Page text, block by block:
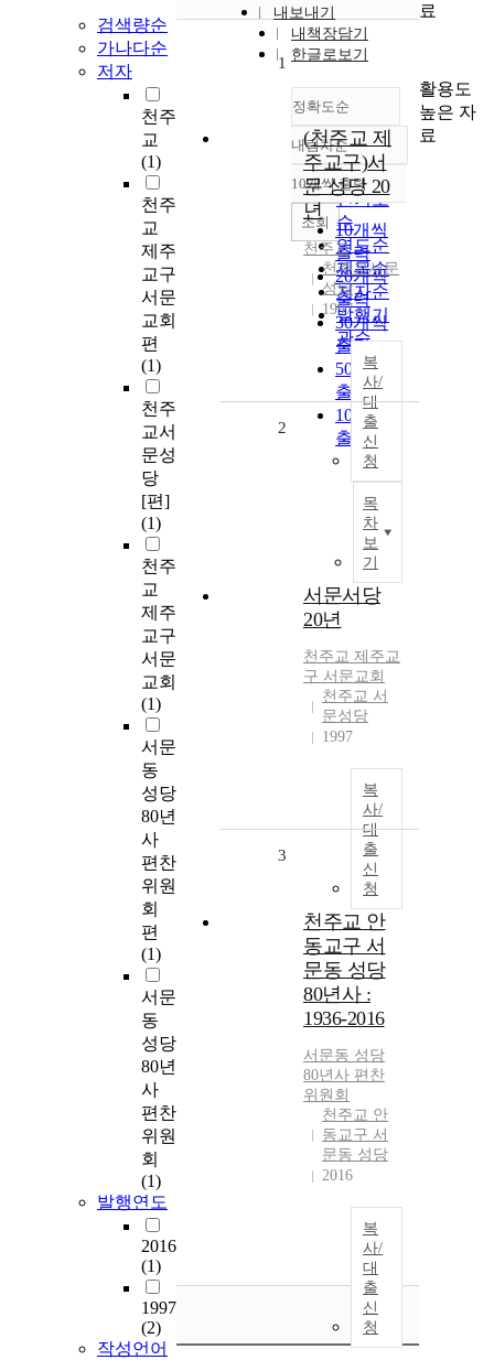
검색량순
가나다순
저자
천주
교
(1)
천주
교
제주
교구
서문
교회
편
(1)
천주
교서
문성
당
[편]
(1)
천주
교
제주
교구
서문
교회
(1)
서문
동
성당
80년
사
편찬
위원
회
편
(1)
서문
동
성당
80년
사
편찬
위원
회
(1)
발행연도
2016
(1)
1997
(2)
작성언어
내보내기
내책장담기
한글로보기
정확도순
정확도
순
인기도
순
연도순
제목순
저자순
발행기
관순
내림차순
내림차순
10개씩 출력
10개씩
출력
20개씩
출력
30개씩
출력
50개씩
출력
100개씩
출력
조회
1
(천주교 제
주교구)서
문 성당 20
년
천주교
천주교서문
성당
1997
복
사/
대
출
신
청
목
차
보
기
2
서문서당
20년
천주교 제주교
구 서문교회
천주교 서
문성당
1997
복
사/
대
출
신
청
3
천주교 안
동교구 서
문동 성당
80년사 :
1936-2016
서문동 성당
80년사 편찬
위원회
천주교 안
동교구 서
문동 성당
2016
복
사/
대
출
신
청
료
활용도
높은 자
료